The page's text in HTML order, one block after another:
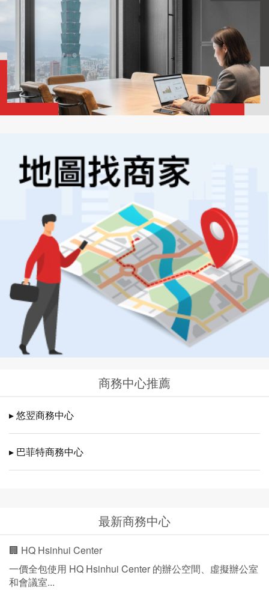
商務中心推薦
▸ 悠翌商務中心
▸ 巴菲特商務中心
最新商務中心
🏢 HQ Hsinhui Center
一價全包使用 HQ Hsinhui Center 的辦公空間、虛擬辦公室
和會議室...